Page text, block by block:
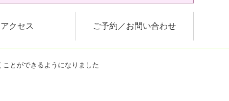
アクセス ご予約／お問い合わせ
とができるようになりました